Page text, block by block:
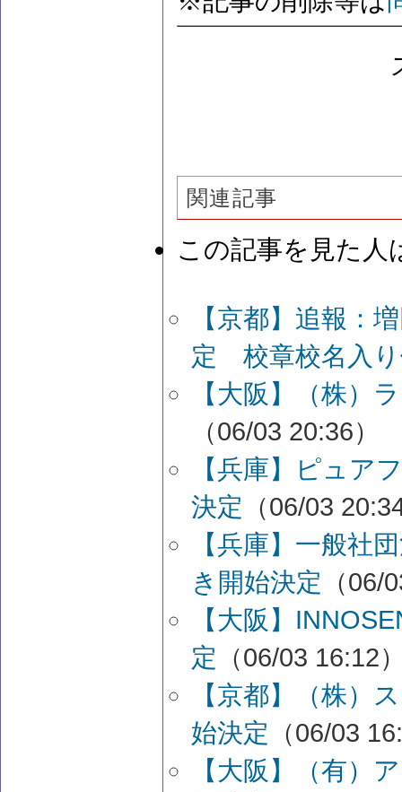
関連記事
この記事を見た人
【京都】追報：
定 校章校名入り
【大阪】（株）
（06/03 20:36）
【兵庫】ピュア
決定 （06/03
【兵庫】一般社
き開始決定 （06/
【大阪】
定 （06/03 16:12
【京都】（株）
始決定 （06/03
【大阪】（有）